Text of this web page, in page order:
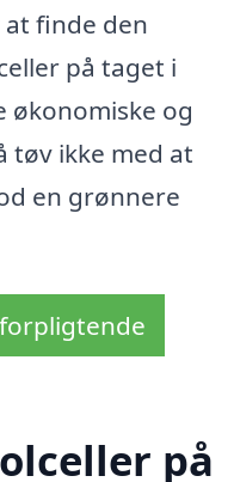
finde den
på taget i
økonomiske og
tøv ikke med at
en grønnere
på